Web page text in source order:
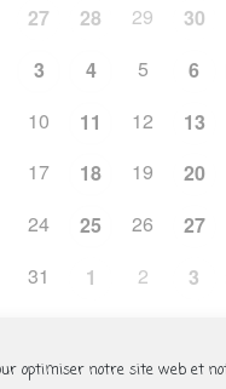
optimiser notre site web et
27
28 29 30
3
4 5 6
10
11 12 13
17
18 19 20
24
25 26 27
31
1 2 3